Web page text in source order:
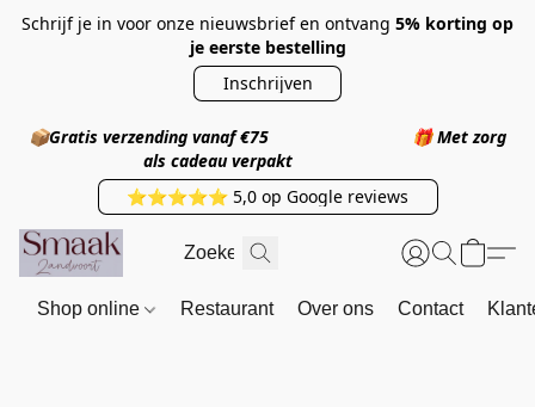
Schrijf je in voor onze nieuwsbrief en ontvang 5% korting op
je eerste bestelling
Inschrijven
📦Gratis verzending vanaf €75 🎁Met zorg
als cadeau verpakt
⭐⭐⭐⭐⭐ 5,0 op Google reviews
Shop online Restaurant Over ons Contact